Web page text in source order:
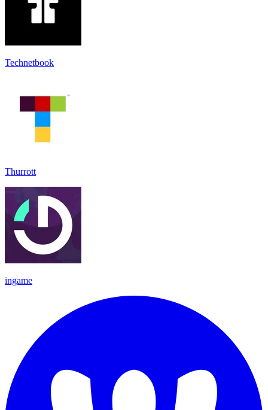
Technetbook
Thurrott
ingame